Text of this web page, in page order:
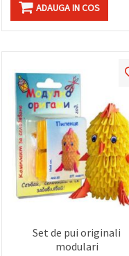
ADAUGA IN COS
Set de pui originali
modulari